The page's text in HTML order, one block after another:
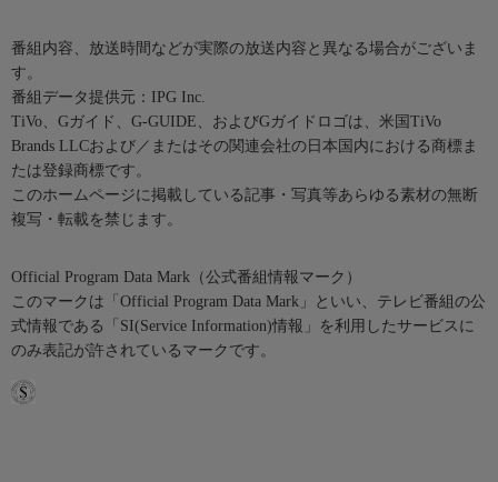
番組内容、放送時間などが実際の放送内容と異なる場合がございま
す。
番組データ提供元：IPG Inc.
TiVo、Gガイド、G-GUIDE、およびGガイドロゴは、米国TiVo
Brands LLCおよび／またはその関連会社の日本国内における商標ま
たは登録商標です。
このホームページに掲載している記事・写真等あらゆる素材の無断
複写・転載を禁じます。
Official Program Data Mark（公式番組情報マーク）
このマークは「Official Program Data Mark」といい、テレビ番組の公
式情報である「SI(Service Information)情報」を利用したサービスに
のみ表記が許されているマークです。